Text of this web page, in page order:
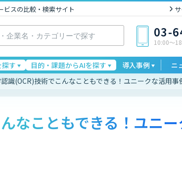
ビスの比較・検索サイト
03-
10:00〜
す 目的・課題からAIを探す 導入事例 ニ
識(OCR)技術でこんなこともできる！ユニークな活用事
なこともできる！ユニー